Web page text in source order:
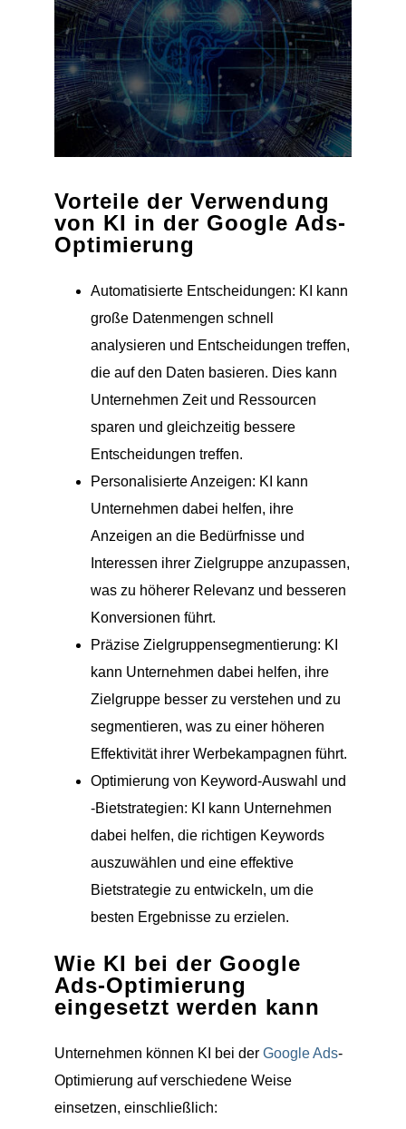
Vorteile der Verwendung
von KI in der Google Ads-
Optimierung
Automatisierte Entscheidungen: KI kann
große Datenmengen schnell
analysieren und Entscheidungen treffen,
die auf den Daten basieren. Dies kann
Unternehmen Zeit und Ressourcen
sparen und gleichzeitig bessere
Entscheidungen treffen.
Personalisierte Anzeigen: KI kann
Unternehmen dabei helfen, ihre
Anzeigen an die Bedürfnisse und
Interessen ihrer Zielgruppe anzupassen,
was zu höherer Relevanz und besseren
Konversionen führt.
Präzise Zielgruppensegmentierung: KI
kann Unternehmen dabei helfen, ihre
Zielgruppe besser zu verstehen und zu
segmentieren, was zu einer höheren
Effektivität ihrer Werbekampagnen führt.
Optimierung von Keyword-Auswahl und
-Bietstrategien: KI kann Unternehmen
dabei helfen, die richtigen Keywords
auszuwählen und eine effektive
Bietstrategie zu entwickeln, um die
besten Ergebnisse zu erzielen.
Wie KI bei der Google
Ads-Optimierung
eingesetzt werden kann
Unternehmen können KI bei der Google Ads-
Optimierung auf verschiedene Weise
einsetzen, einschließlich: